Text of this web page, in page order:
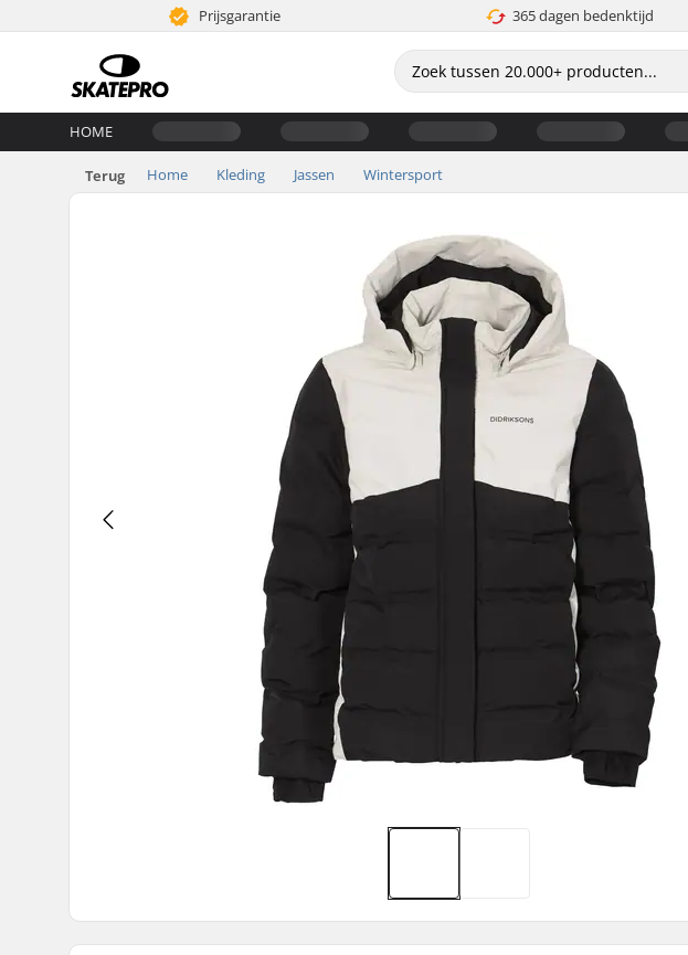
Prijsgarantie 365 dagen bedenktijd
HOME
Terug Home Kleding Jassen Wintersport